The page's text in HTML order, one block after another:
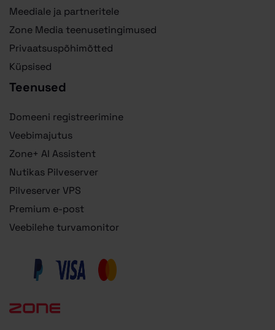
Meediale ja partneritele
Zone Media teenusetingimused
Privaatsuspõhimõtted
Küpsised
Teenused
Domeeni registreerimine
Veebimajutus
Zone+ AI Assistent
Nutikas Pilveserver
Pilveserver VPS
Premium e-post
Veebilehe turvamonitor